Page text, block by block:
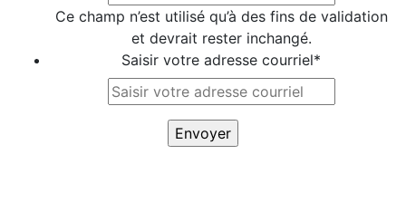
Ce champ n’est utilisé qu’à des fins de validation
et devrait rester inchangé.
Saisir votre adresse courriel*